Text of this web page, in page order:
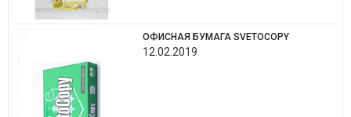
ОФИСНАЯ БУМАГА SVETOCOPY
12.02.2019